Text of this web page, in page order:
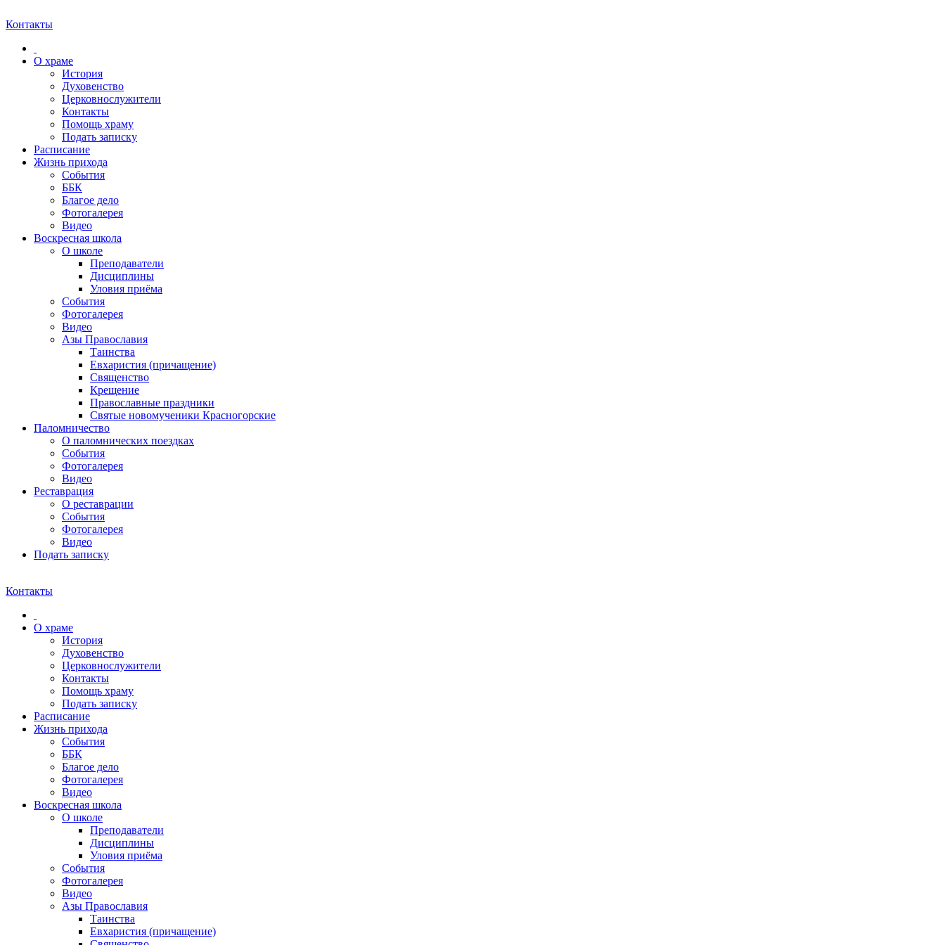
Контакты
О храме
История
Духовенство
Церковнослужители
Контакты
Помощь храму
Подать записку
Расписание
Жизнь прихода
События
ББК
Благое дело
Фотогалерея
Видео
Воскресная школа
О школе
Преподаватели
Дисциплины
Уловия приёма
События
Фотогалерея
Видео
Азы Православия
Таинства
Евхаристия (причащение)
Священство
Крещение
Православные праздники
Святые новомученики Красногорские
Паломничество
О паломнических поездках
События
Фотогалерея
Видео
Реставрация
О реставрации
События
Фотогалерея
Видео
Подать записку
Контакты
О храме
История
Духовенство
Церковнослужители
Контакты
Помощь храму
Подать записку
Расписание
Жизнь прихода
События
ББК
Благое дело
Фотогалерея
Видео
Воскресная школа
О школе
Преподаватели
Дисциплины
Уловия приёма
События
Фотогалерея
Видео
Азы Православия
Таинства
Евхаристия (причащение)